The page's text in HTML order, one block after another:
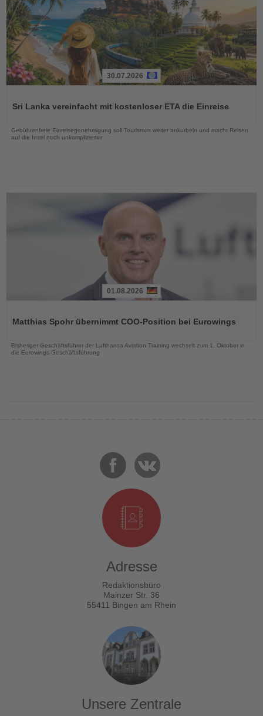
die
30.07.2026
Sri Lanka vereinfacht mit kostenloser ETA die Einreise
Gebührenfreie Einreisegenehmigung soll Tourismus weiter ankurbeln und macht Reisen
auf die Insel noch unkomplizierter
die
01.08.2026
Matthias Spohr übernimmt COO-Position bei Eurowings
Bisheriger Geschäftsführer der Lufthansa Aviation Training wechselt zum 1. Oktober in
die Eurowings-Geschäftsführung
Adresse
Redaktionsbüro
Mainzer Str. 36
55411 Bingen am Rhein
Unsere Zentrale